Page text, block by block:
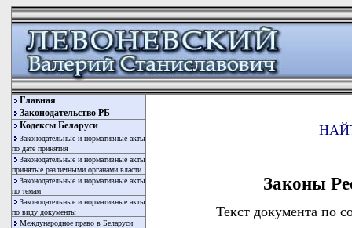
Главная
Законодательство РБ
Кодексы Беларуси
Законодательные и нормативные акты
по дате принятия
Законодательные и нормативные акты
принятые различными органами власти
Законодательные и нормативные акты
по темам
Законодательные и нормативные акты
по виду документы
Международное право в Беларуси
Законы
Текст документа по